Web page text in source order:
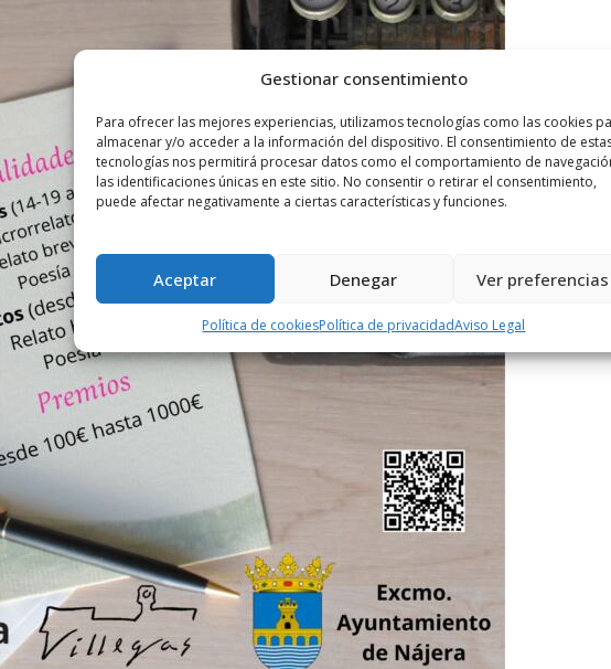
Gestionar consentimiento
Para ofrecer las mejores experiencias, utilizamos tecnologías como las cookies
almacenar y/o acceder a la información del dispositivo. El consentimiento de
tecnologías nos permitirá procesar datos como el comportamiento de
las identificaciones únicas en este sitio. No consentir o retirar el consentimiento,
puede afectar negativamente a ciertas características y funciones.
Aceptar Denegar Ver preferencias
Política de cookiesPolítica de privacidadAviso Legal